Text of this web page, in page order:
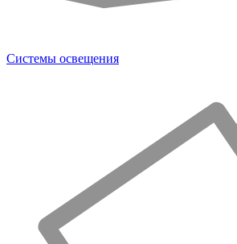
Системы освещения